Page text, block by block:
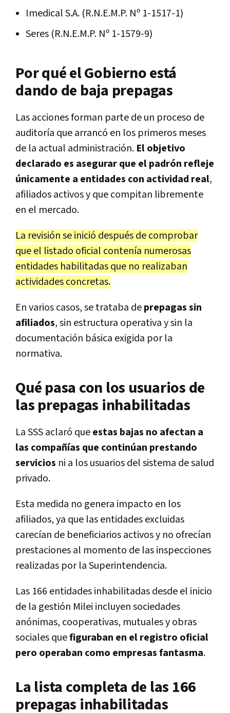
Imedical S.A. (R.N.E.M.P. Nº 1-1517-1)
Seres (R.N.E.M.P. Nº 1-1579-9)
Por qué el Gobierno está
dando de baja prepagas
Las acciones forman parte de un proceso de
auditoría que arrancó en los primeros meses
de la actual administración. El objetivo
declarado es asegurar que el padrón refleje
únicamente a entidades con actividad real,
afiliados activos y que compitan libremente
en el mercado.
La revisión se inició después de comprobar
que el listado oficial contenía numerosas
entidades habilitadas que no realizaban
actividades concretas.
En varios casos, se trataba deprepagas sin
afiliados, sin estructura operativa y sin la
documentación básica exigida por la
normativa.
Qué pasa con los usuarios de
las prepagas inhabilitadas
La SSS aclaró queestas bajas no afectan a
las compañías que continúan prestando
servicios ni a los usuarios del sistema de salud
privado.
Esta medida no genera impacto en los
afiliados, ya que las entidades excluidas
carecían de beneficiarios activos y no ofrecían
prestaciones al momento de las inspecciones
realizadas por la Superintendencia.
Las 166 entidades inhabilitadas desde el inicio
de la gestión Milei incluyen sociedades
anónimas, cooperativas, mutuales y obras
sociales quefiguraban en el registro oficial
pero operaban como empresas fantasma.
La lista completa de las 166
prepagas inhabilitadas